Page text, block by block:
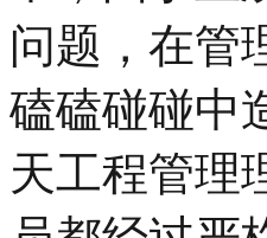
问题，在管
磕磕碰碰中
天工程管理